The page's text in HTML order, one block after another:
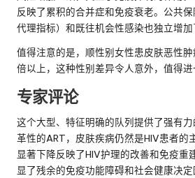
反映了累积的合并症和免疫衰老。公共
代理指标）和既往机会性感染也独立增加
值得注意的是，顺性别女性患皮肤恶性
倍以上，这种性别差异令人意外，值得进
专家评论
这个大型、特征明确的队列提供了强有
革性的ART，皮肤疾病仍然是HIV患者的
显著下降反映了HIV护理的改善和免疫重
显了残余的免疫功能障碍和社会健康决